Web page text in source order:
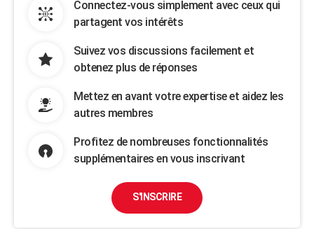
Connectez-vous simplement avec ceux qui
partagent vos intérêts
Suivez vos discussions facilement et
obtenez plus de réponses
Mettez en avant votre expertise et aidez les
autres membres
Profitez de nombreuses fonctionnalités
supplémentaires en vous inscrivant
S'INSCRIRE